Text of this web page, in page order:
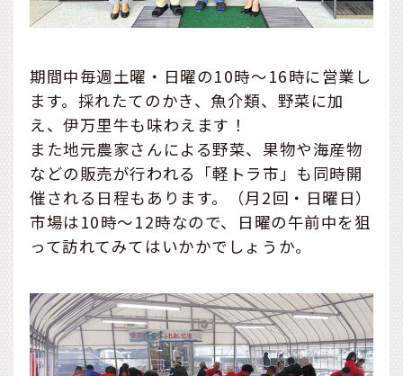
期間中毎週土曜・日曜の10時～16時に営業し
ます。採れたてのかき、魚介類、野菜に加
え、伊万里牛も味わえます！
また地元農家さんによる野菜、果物や海産物
などの販売が行われる「軽トラ市」も同時開
催される日程もあります。（月2回・日曜日）
市場は10時～12時なので、日曜の午前中を狙
って訪れてみてはいかかでしょうか。